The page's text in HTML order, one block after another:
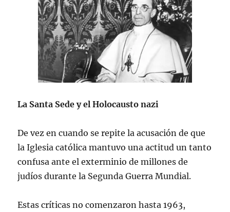
La Santa Sede y el Holocausto nazi
De vez en cuando se repite la acusación de que
la Iglesia católica mantuvo una actitud un tanto
confusa ante el exterminio de millones de
judíos durante la Segunda Guerra Mundial.
Estas críticas no comenzaron hasta 1963,